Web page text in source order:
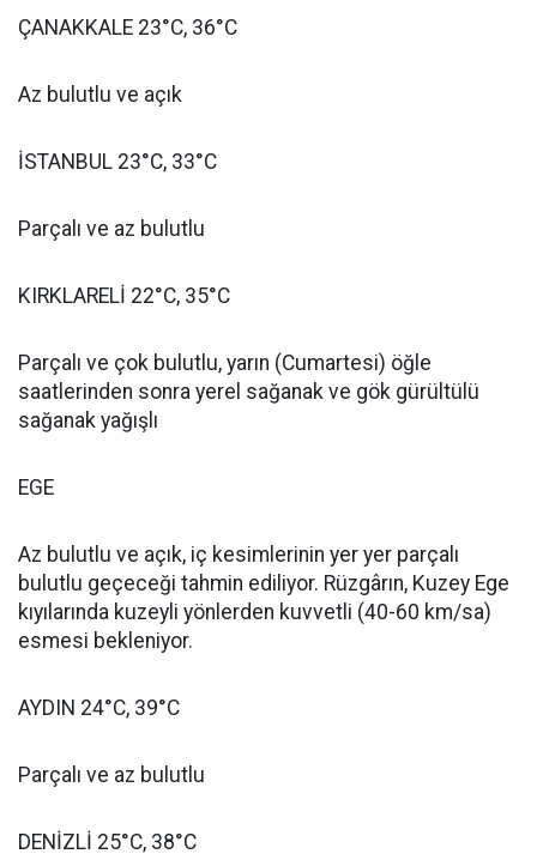
ÇANAKKALE 23°C, 36°C
Az bulutlu ve açık
İSTANBUL 23°C, 33°C
Parçalı ve az bulutlu
KIRKLARELİ 22°C, 35°C
Parçalı ve çok bulutlu, yarın (Cumartesi) öğle
saatlerinden sonra yerel sağanak ve gök gürültülü
sağanak yağışlı
EGE
Az bulutlu ve açık, iç kesimlerinin yer yer parçalı
bulutlu geçeceği tahmin ediliyor. Rüzgârın, Kuzey Ege
kıyılarında kuzeyli yönlerden kuvvetli (40-60 km/sa)
esmesi bekleniyor.
AYDIN 24°C, 39°C
Parçalı ve az bulutlu
DENİZLİ 25°C, 38°C